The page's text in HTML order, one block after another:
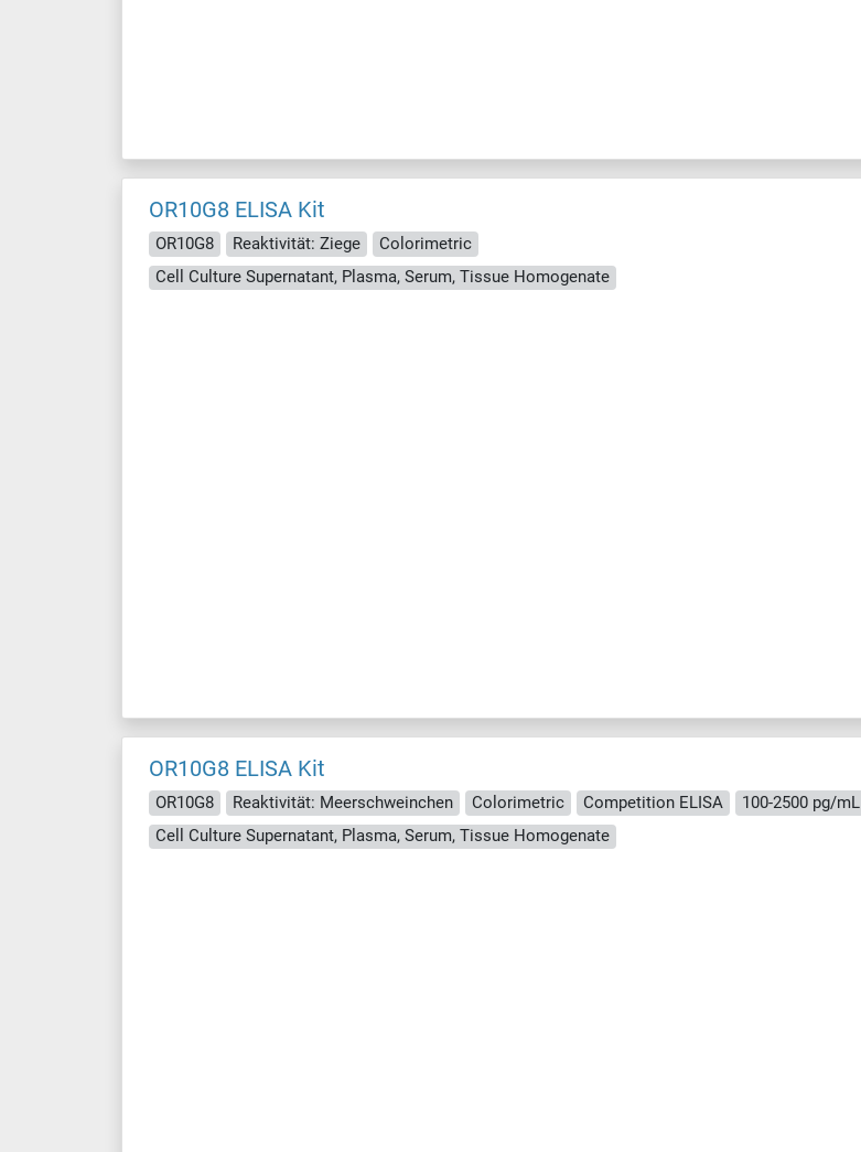
OR10G8 ELISA Kit
OR10G8 Reaktivität: Ziege
Colorimetric
Cell Culture Supernatant, Plasma, Serum, Tissue Homogenate
OR10G8 ELISA Kit
OR10G8 Reaktivität: Meerschweinchen Colorimetric Competition ELISA
100-2500 pg/mL
Cell Culture Supernatant, Plasma, Serum, Tissue Homogenate